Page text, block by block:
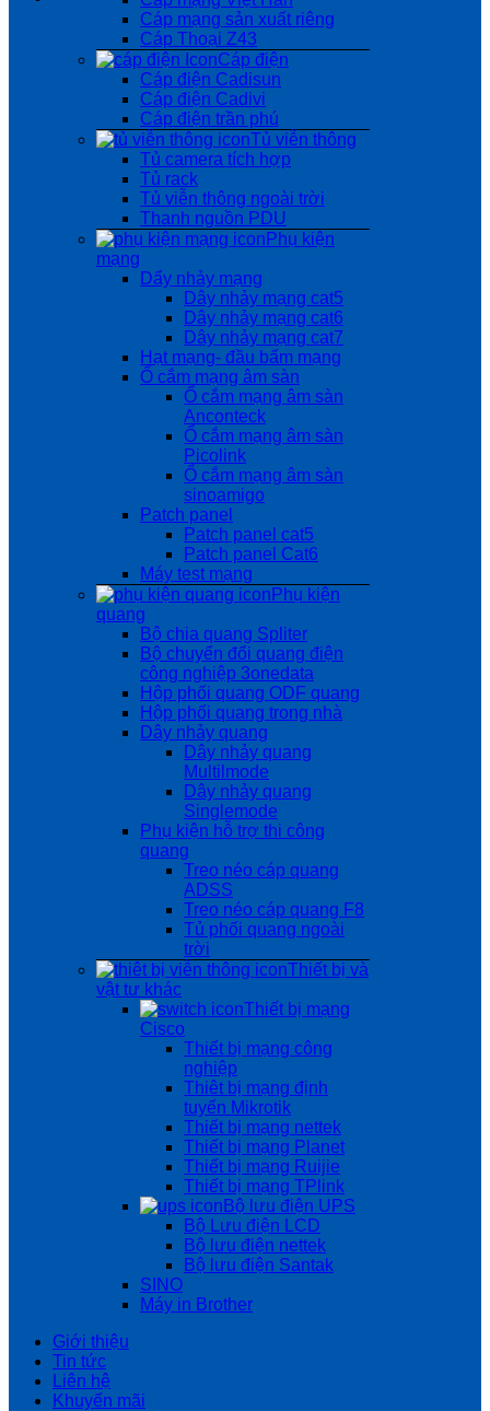
Cáp mạng sản xuất riêng
Cáp Thoại Z43
Cáp điện
Cáp điện Cadisun
Cáp điện Cadivi
Cáp điện trần phú
Tủ viễn thông
Tủ camera tích hợp
Tủ rack
Tủ viễn thông ngoài trời
Thanh nguồn PDU
Phụ kiện
mạng
Dẩy nhảy mạng
Dây nhảy mạng cat5
Dây nhảy mạng cat6
Dây nhảy mạng cat7
Hạt mạng- đầu bấm mạng
Ổ cắm mạng âm sàn
Ổ cắm mạng âm sàn
Anconteck
Ổ cắm mạng âm sàn
Picolink
Ổ cắm mạng âm sàn
sinoamigo
Patch panel
Patch panel cat5
Patch panel Cat6
Máy test mạng
Phụ kiện
quang
Bộ chia quang Spliter
Bộ chuyển đổi quang điện
công nghiệp 3onedata
Hộp phối quang ODF quang
Hộp phối quang trong nhà
Dây nhảy quang
Dây nhảy quang
Multilmode
Dây nhảy quang
Singlemode
Phụ kiện hỗ trợ thi công
quang
Treo néo cáp quang
ADSS
Treo néo cáp quang F8
Tủ phối quang ngoài
trời
Thiết bị và
vật tư khác
Thiết bị mạng
Cisco
Thiết bị mạng công
nghiệp
Thiêt bị mạng định
tuyến Mikrotik
Thiết bị mạng nettek
Thiết bị mạng Planet
Thiết bị mạng Ruijie
Thiết bị mạng TPlink
Bộ lưu điện UPS
Bộ Lưu điện LCD
Bộ lưu điện nettek
Bộ lưu điện Santak
SINO
Máy in Brother
Giới thiệu
Tin tức
Liên hệ
Khuyến mãi